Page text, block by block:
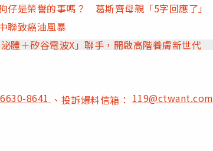
仔是榮譽的事嗎？ 葛斯齊母親「5字回應了」
聯致癌油風暴
體＋矽谷電波X」聯手，開啟高階養膚新世代
8641 、投訴爆料信箱：119@ctwant.com